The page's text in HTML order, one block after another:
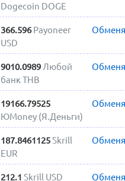
Dogecoin DOGE
366.596 Payoneer
USD
9010.0989 Любой
банк THB
19166.79525
ЮMoney (Я.Деньги)
187.8461125Skrill
EUR
212.1 Skrill USD